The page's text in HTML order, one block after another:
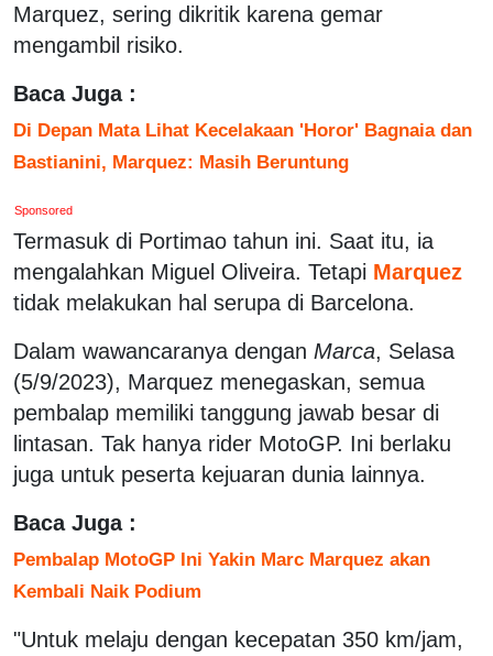
Marquez, sering dikritik karena gemar
mengambil risiko.
Baca Juga :
Di Depan Mata Lihat Kecelakaan 'Horor' Bagnaia dan
Bastianini, Marquez: Masih Beruntung
Sponsored
Termasuk di Portimao tahun ini. Saat itu, ia
mengalahkan Miguel Oliveira. Tetapi Marquez
tidak melakukan hal serupa di Barcelona.
Dalam wawancaranya dengan Marca, Selasa
(5/9/2023), Marquez menegaskan, semua
pembalap memiliki tanggung jawab besar di
lintasan. Tak hanya rider MotoGP. Ini berlaku
juga untuk peserta kejuaran dunia lainnya.
Baca Juga :
Pembalap MotoGP Ini Yakin Marc Marquez akan
Kembali Naik Podium
"Untuk melaju dengan kecepatan 350 km/jam,